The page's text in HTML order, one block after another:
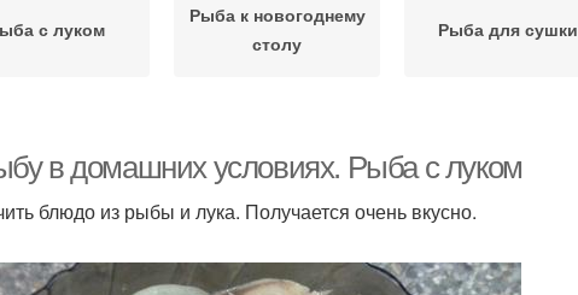
с луком
Рыба к новогоднему
столу
Рыба для сушки
в домашних условиях. Рыба с луком
блюдо из рыбы и лука. Получается очень вкусно.